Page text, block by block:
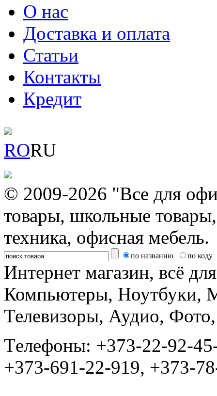
О нас
Доставка и оплата
Статьи
Контакты
Кредит
RORU
© 2009-2026 "Все для
товары, школьные
техника, офисная мебель.
по названию по коду
Интернет магазин, всё
Компьютеры, Ноутбуки,
Телевизоры, Аудио,
Tелефоны: +373-22-92-
+373-691-22-919, +373-